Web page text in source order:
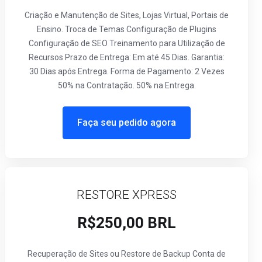
Criação e Manutenção de Sites, Lojas Virtual, Portais de
Ensino. Troca de Temas Configuração de Plugins
Configuração de SEO Treinamento para Utilização de
Recursos Prazo de Entrega: Em até 45 Dias. Garantia:
30 Dias após Entrega. Forma de Pagamento: 2 Vezes
50% na Contratação. 50% na Entrega.
Faça seu pedido agora
RESTORE XPRESS
R$250,00 BRL
Recuperação de Sites ou Restore de Backup Conta de